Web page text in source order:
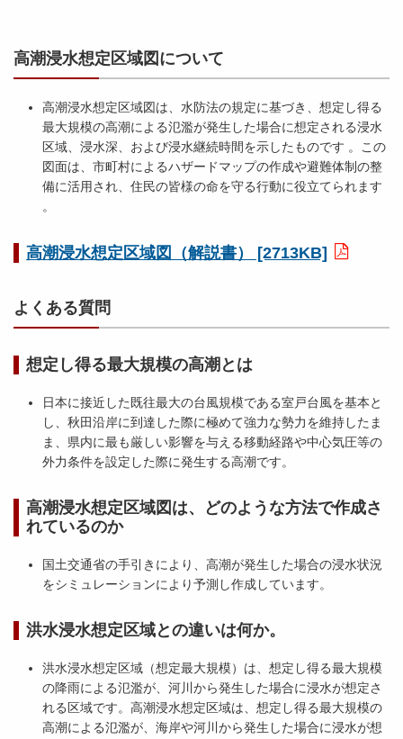
高潮浸水想定区域図について
高潮浸水想定区域図は、水防法の規定に基づき、想定し得る
最大規模の高潮による氾濫が発生した場合に想定される浸水
区域、浸水深、および浸水継続時間を示したものです 。この
図面は、市町村によるハザードマップの作成や避難体制の整
備に活用され、住民の皆様の命を守る行動に役立てられます
。
高潮浸水想定区域図（解説書） [2713KB]
よくある質問
想定し得る最大規模の高潮とは
日本に接近した既往最大の台風規模である室戸台風を基本と
し、秋田沿岸に到達した際に極めて強力な勢力を維持したま
ま、県内に最も厳しい影響を与える移動経路や中心気圧等の
外力条件を設定した際に発生する高潮です。
高潮浸水想定区域図は、どのような方法で作成さ
れているのか
国土交通省の手引きにより、高潮が発生した場合の浸水状況
をシミュレーションにより予測し作成しています。
洪水浸水想定区域との違いは何か。
洪水浸水想定区域（想定最大規模）は、想定し得る最大規模
の降雨による氾濫が、河川から発生した場合に浸水が想定さ
れる区域です。高潮浸水想定区域は、想定し得る最大規模の
高潮による氾濫が、海岸や河川から発生した場合に浸水が想